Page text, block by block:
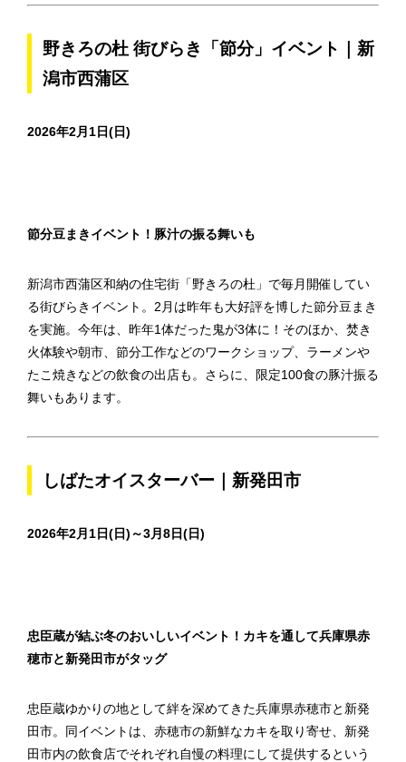
野きろの杜 街びらき「節分」イベント｜新
潟市西蒲区
2026年2月1日(日)
節分豆まきイベント！豚汁の振る舞いも
新潟市西蒲区和納の住宅街「野きろの杜」で毎月開催してい
る街びらきイベント。2月は昨年も大好評を博した節分豆まき
を実施。今年は、昨年1体だった鬼が3体に！そのほか、焚き
火体験や朝市、節分工作などのワークショップ、ラーメンや
たこ焼きなどの飲食の出店も。さらに、限定100食の豚汁振る
舞いもあります。
しばたオイスターバー｜新発田市
2026年2月1日(日)～3月8日(日)
忠臣蔵が結ぶ冬のおいしいイベント！カキを通して兵庫県赤
穂市と新発田市がタッグ
忠臣蔵ゆかりの地として絆を深めてきた兵庫県赤穂市と新発
田市。同イベントは、赤穂市の新鮮なカキを取り寄せ、新発
田市内の飲食店でそれぞれ自慢の料理にして提供するという